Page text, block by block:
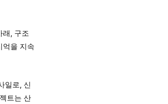
래, 구조
억을 지속
일로, 신
트는 산